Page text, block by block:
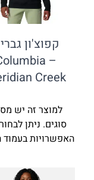
גברים
Meridian
זה יש מספר
לבחור את
בעמוד המוצר